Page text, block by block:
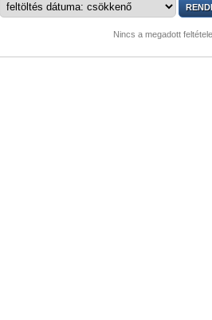
Nincs a megadott